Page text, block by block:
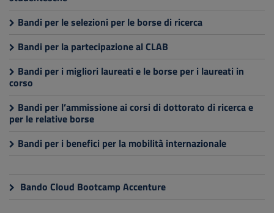
Bandi per le selezioni per le borse di ricerca
Bandi per la partecipazione al CLAB
Bandi per i migliori laureati e le borse per i laureati in
corso
Bandi per l’ammissione ai corsi di dottorato di ricerca e
per le relative borse
Bandi per i benefici per la mobilità internazionale
Bando Cloud Bootcamp Accenture